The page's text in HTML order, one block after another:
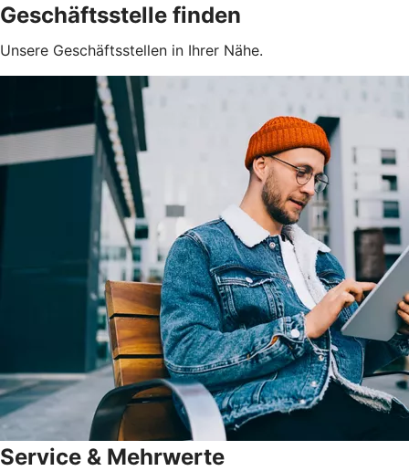
Geschäftsstelle finden
Unsere Geschäftsstellen in Ihrer Nähe.
Service & Mehrwerte